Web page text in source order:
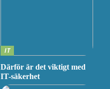
IT
Därför är det viktigt med
IT-säkerhet